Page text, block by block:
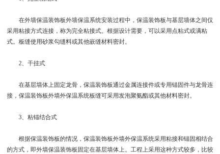
在外墙保温装饰板外墙保温系统安装过程中，保温装饰板与基层墙体之间仅
采用粘接方式连接，称为完全粘接式。根据设计需要，可以采用点粘式或满粘
式。板缝使用砂浆勾缝料或其他嵌缝材料密封。
2、干挂式
在基层墙体上固定龙骨，保温装饰板通过金属连接件或专用锚固件与龙骨连
接，保温装饰板外墙外保温系统板缝可采用发泡聚氨酯或其他材料密封。
3、粘锚结合式
根据保温装饰板的情况，保温装饰板外墙外保温系统采用粘接和锚固相结合
的方式，即外墙保温装饰板固定在基层墙体上。工程上采用这种方式较多，比较